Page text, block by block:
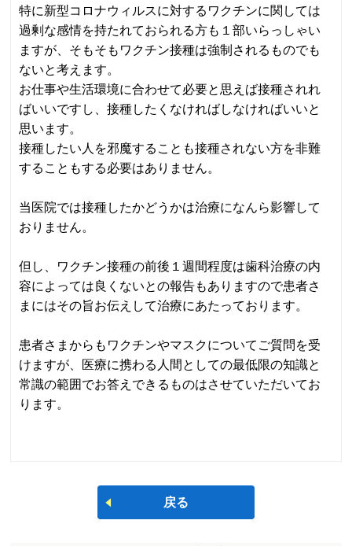
特に新型コロナウィルスに対するワクチンに関しては
過剰な感情を持たれておられる方も１部いらっしゃい
ますが、そもそもワクチン接種は強制されるものでも
ないと考えます。
お仕事や生活環境に合わせて必要と思えば接種されれ
ばいいですし、接種したくなければしなければいいと
思います。
接種したい人を邪魔することも接種されない方を非難
することもする必要はありません。
当医院では接種したかどうかは治療になんら影響して
おりません。
但し、ワクチン接種の前後１週間程度は歯科治療の内
容によっては良くないとの報告もありますので患者さ
まにはその旨お伝えして治療にあたっております。
患者さまからもワクチンやマスクについてご質問を受
けますが、医療に携わる人間としての最低限の知識と
常識の範囲でお答えできるものはさせていただいてお
ります。
戻る